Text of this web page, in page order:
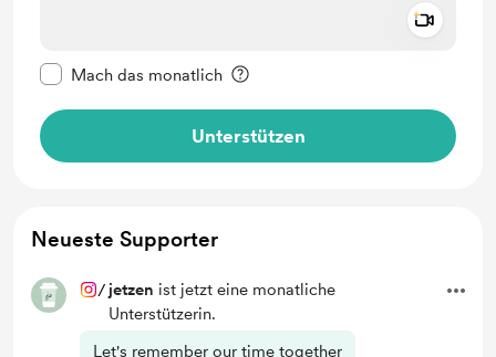
Mach das monatlich
Unterstützen
Neueste Supporter
/ jetzen ist jetzt eine monatliche
Unterstützerin.
Let's remember our time together